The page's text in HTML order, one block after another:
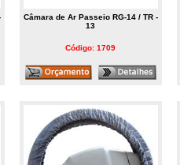
Câmara de Ar Passeio RG-14 / TR -
13
Código: 1709